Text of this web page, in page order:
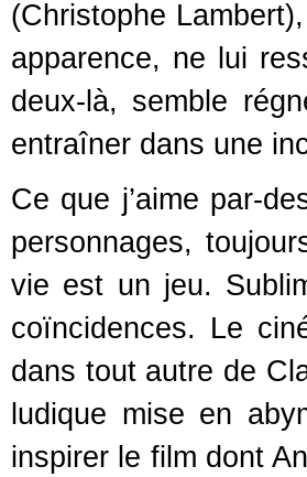
(Christophe
apparence, ne lui
deux-là, semble
entraîner dans une
Ce que j’aime par-
personnages,
vie est un jeu.
coïncidences. Le
dans tout autre de
ludique mise en
inspirer le film dont